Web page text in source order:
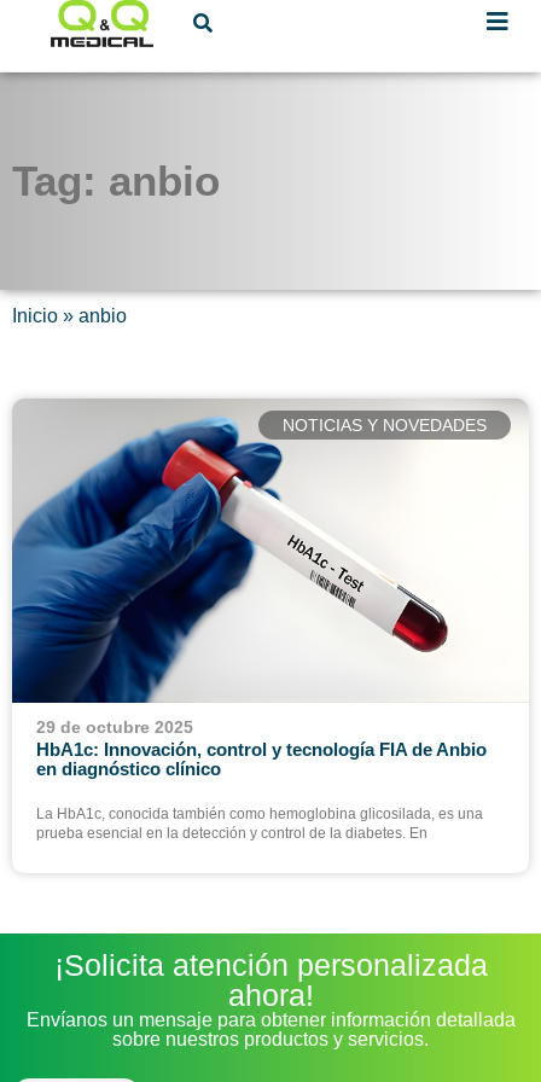
Tag: anbio
Inicio » anbio
NOTICIAS Y NOVEDADES
29 de octubre 2025
HbA1c: Innovación, control y tecnología FIA de Anbio
en diagnóstico clínico
La HbA1c, conocida también como hemoglobina glicosilada, es una
prueba esencial en la detección y control de la diabetes. En
¡Solicita atención personalizada
ahora!
Envíanos un mensaje para obtener información detallada
sobre nuestros productos y servicios.